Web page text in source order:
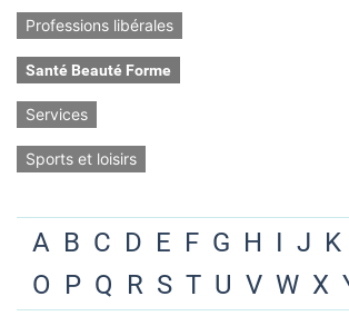
Professions libérales
Santé Beauté Forme
Services
Sports et loisirs
A B C D E F G H I J K
O P Q R S T U V W X